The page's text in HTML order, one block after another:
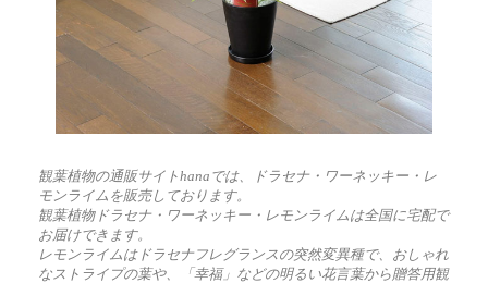
観葉植物の通販サイトhanaでは、ドラセナ・ワーネッキー・レ
モンライムを販売しております。
観葉植物ドラセナ・ワーネッキー・レモンライムは全国に宅配で
お届けできます。
レモンライムはドラセナフレグランスの突然変異種で、おしゃれ
なストライプの葉や、「幸福」などの明るい花言葉から贈答用観